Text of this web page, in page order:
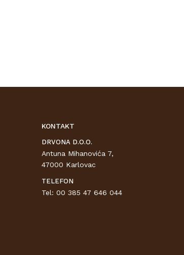
KONTAKT
DRVONA D.O.O.
Antuna Mihanovića 7,
47000 Karlovac
TELEFON
Tel: 00 385 47 646 044